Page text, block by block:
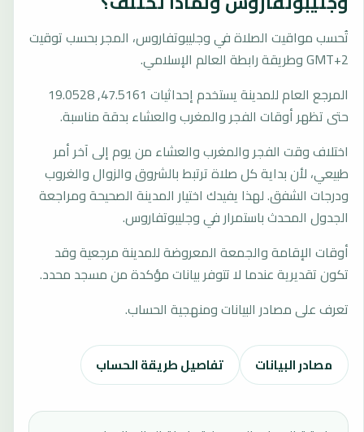
تُحسب مواقيت الصلاة في وجليبوتفاروس، المجر بحسب توقيت
GMT+2 وطريقة رابطة العالم الإسلامي.
المرجع العام للمدينة يستخدم إحداثيات 47.5161, 19.0528
حتى تظهر أوقات الفجر والمغرب والعشاء بدقة مناسبة.
اختلاف وقت الفجر والمغرب والعشاء من يوم إلى آخر أمر
طبيعي، لأن بداية كل صلاة ترتبط بالشروق والزوال والغروب
ودرجات الشفق. لهذا يفيدك اختيار المدينة الصحيحة ومراجعة
الجدول المحدث باستمرار في وجليبوتفاروس.
أوقات الإقامة والجمعة المعروضة للمدينة مرجعية وقد
تكون تقديرية عندما لا تتوفر بيانات مؤكدة من مسجد محدد.
تعرف على مصادر البيانات ومنهجية الحساب.
مصادر البيانات تفاصيل طريقة الحساب